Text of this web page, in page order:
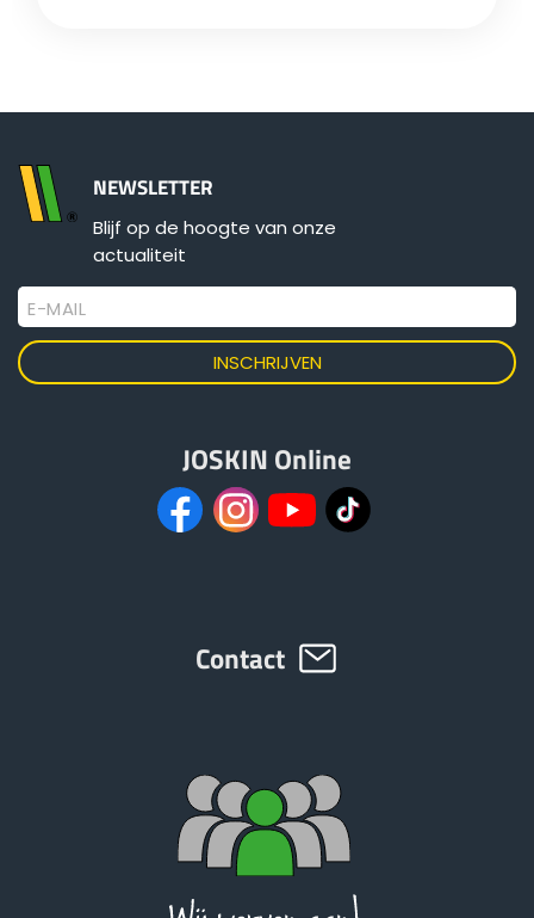
Türk
رسید ن
NEWSLETTER
Blijf op de hoogte van onze
actualiteit
E-MAIL
JOSKIN Online
Contact